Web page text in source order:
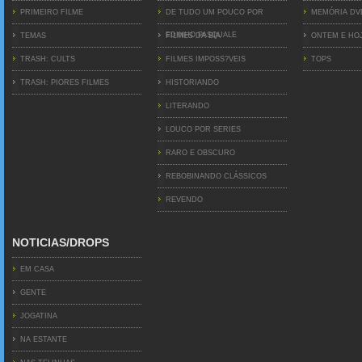
PRIMEIRO FILME
TEMAS
TRASH: CULTS
TRASH: PIORES FILMES
DE TUDO UM POUCO POR
EDINHO PASQUALE
FILMES DA BIA
FILMES IMPOSS?VEIS
HISTORIANDO
LITERANDO
LOUCO POR SERIES
RARO E OBSCURO
REBOBINANDO CLÁSSICOS
REVENDO
MEMÓRIA
ONTEM E
TOPS
NOTICIAS/DROPS
EM CASA
GENTE
JOGATINA
NA ESTANTE